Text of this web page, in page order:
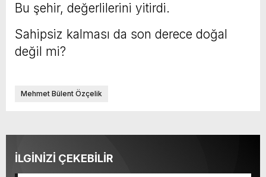
Bu şehir, değerlilerini yitirdi.
Sahipsiz kalması da son derece doğal
değil mi?
Mehmet Bülent Özçelik
İLGİNİZİ ÇEKEBİLİR